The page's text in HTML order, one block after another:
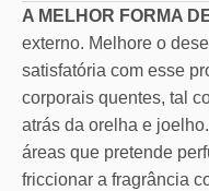
A MELHOR FORMA
externo. Melhore o
satisfatória com esse
corporais quentes, tal
atrás da orelha e
áreas que pretende
friccionar a fragrância